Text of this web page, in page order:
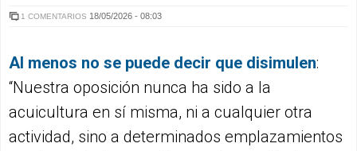
1 COMENTARIOS 18/05/2026 - 08:03
Al menos no se puede decir que disimulen:
“Nuestra oposición nunca ha sido a la
acuicultura en sí misma, ni a cualquier otra
actividad, sino a determinados emplazamientos